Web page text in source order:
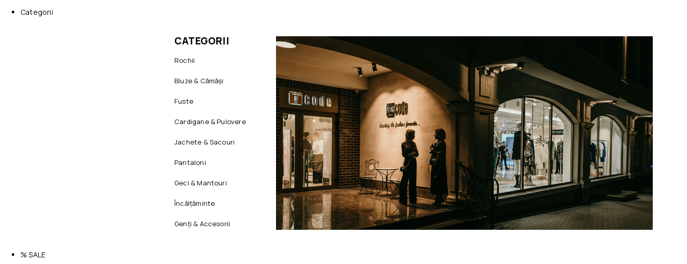
Categorii
CATEGORII
Rochii
Bluze & Cămăși
Fuste
Cardigane & Pulovere
Jachete & Sacouri
Pantaloni
Geci & Mantouri
Încălțăminte
Genți & Accesorii
% SALE